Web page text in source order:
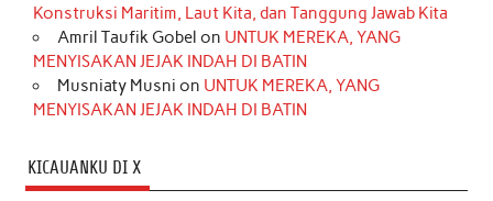
Konstruksi Maritim, Laut Kita, dan Tanggung Jawab Kita
Amril Taufik Gobel on UNTUK MEREKA, YANG
MENYISAKAN JEJAK INDAH DI BATIN
Musniaty Musni on UNTUK MEREKA, YANG
MENYISAKAN JEJAK INDAH DI BATIN
KICAUANKU DI X